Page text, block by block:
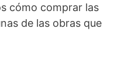
cómo comprar las
de las obras que